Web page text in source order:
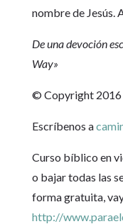
nombre de Jesús.
De una devoción
Way»
© Copyright 2016
Escríbenos a
Curso bíblico en
o bajar todas las
forma gratuita,
http://